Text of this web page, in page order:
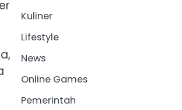
Kuliner
Lifestyle
News
Online Games
Pemerintah